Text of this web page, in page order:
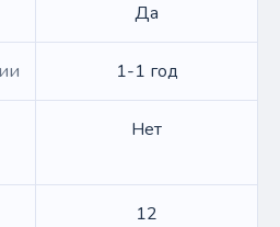
Да
1-1 год
Нет
12